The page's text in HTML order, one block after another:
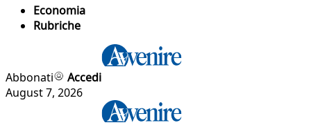
Economia
Rubriche
Abbonati
Accedi
August 7, 2026